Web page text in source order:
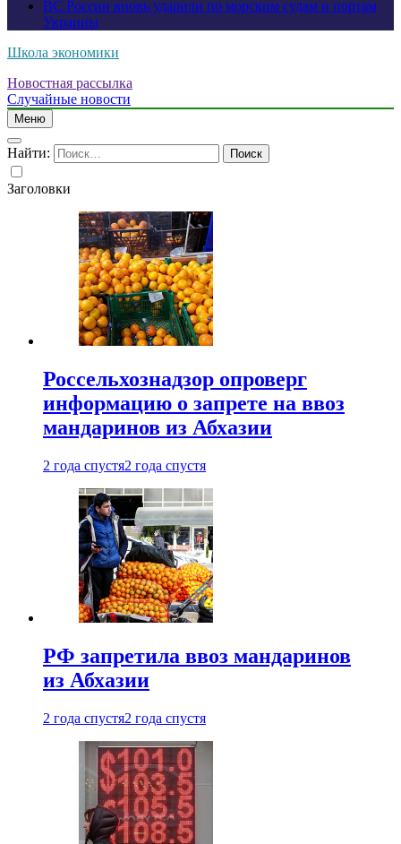
ВС России вновь ударили по морским судам и портам
Украины
Школа экономики
Новостная рассылка
Случайные новости
Меню
Найти:
Заголовки
Россельхознадзор опроверг
информацию о запрете на ввоз
мандаринов из Абхазии
2 года спустя2 года спустя
РФ запретила ввоз мандаринов
из Абхазии
2 года спустя2 года спустя